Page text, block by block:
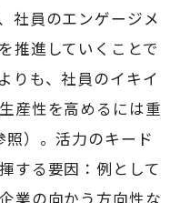
社員のエンゲージメ
推進していくことで
りも、社員のイキイ
産性を高めるには重
）。活力のキード
する要因：例として
業の向かう方向性な